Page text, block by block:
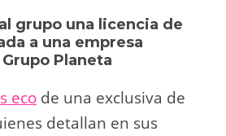
A b
o
k
t
Li
n
ar
grupo una licencia de
a una empresa
Planeta
eco de una exclusiva de
detallan en sus